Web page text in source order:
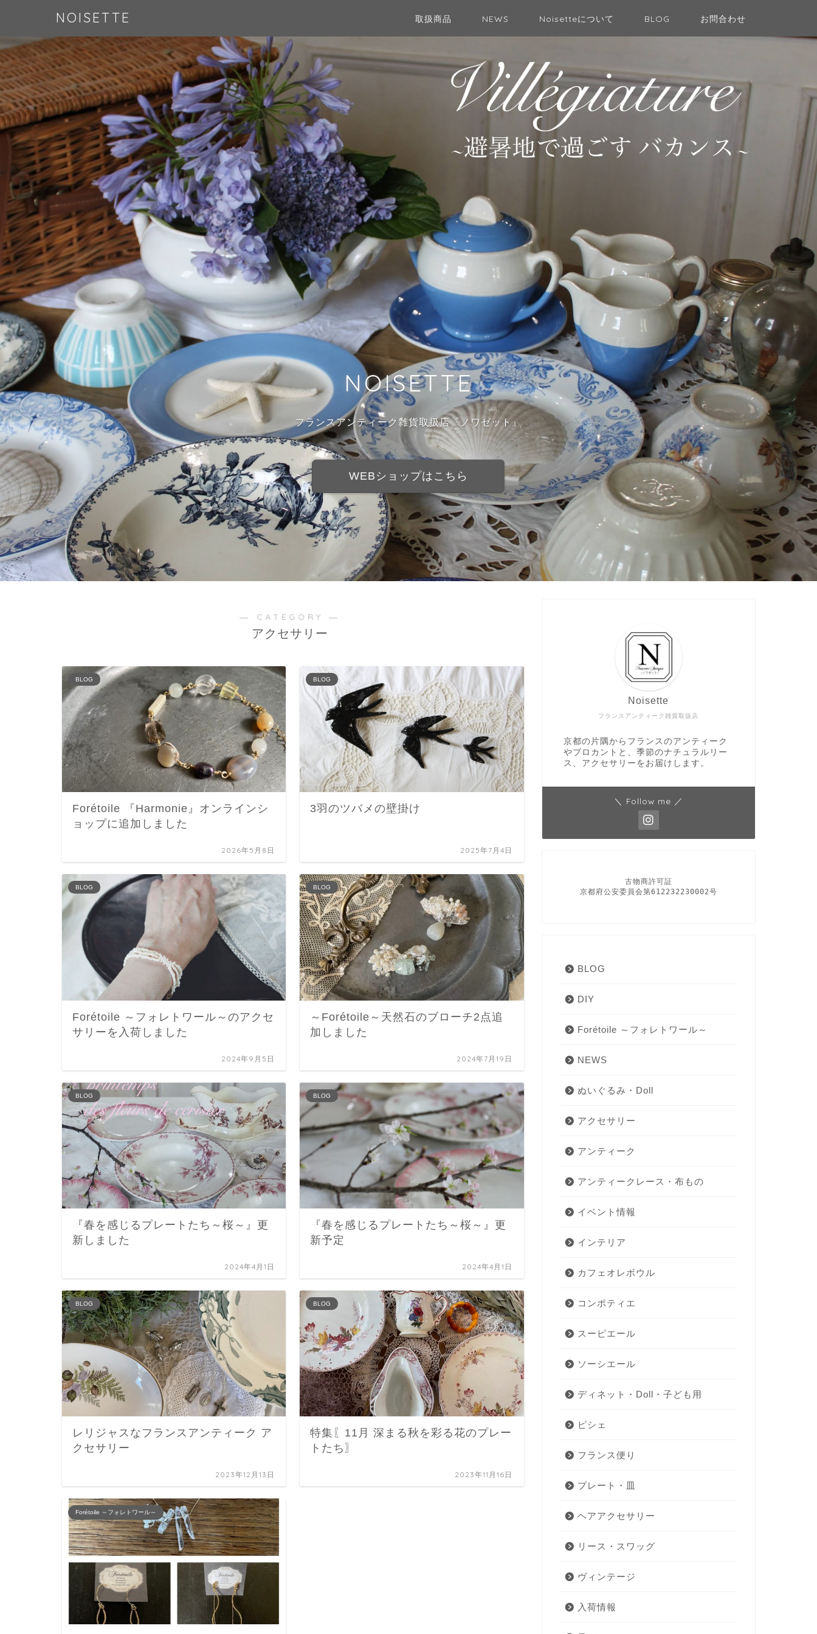
NOISETTE 取扱商品 NEWS Noisetteについて BLOG お問合わせ
NOISETTE
フランスアンティーク雑貨取扱店『ノワゼット』
WEBショップはこちら
― CATEGORY ―
アクセサリー
BLOG
Forétoile 『Harmonie』オンラインシ
ョップに追加しました
2026年5月8日
BLOG
3羽のツバメの壁掛け
2025年7月4日
BLOG
Forétoile ～フォレトワール～のアクセ
サリーを入荷しました
2024年9月5日
BLOG
～Forétoile～天然石のブローチ2点追
加しました
2024年7月19日
BLOG
『春を感じるプレートたち～桜～』更
新しました
2024年4月1日
BLOG
『春を感じるプレートたち～桜～』更
新予定
2024年4月1日
BLOG
レリジャスなフランスアンティーク ア
クセサリー
2023年12月13日
BLOG
特集〖11月 深まる秋を彩る花のプレー
トたち〗
2023年11月16日
Forétoile ～フォレトワール～
フランスアンティーク雑貨取扱店
Noisette
京都の片隅からフランスのアンティーク
やブロカントと、季節のナチュラルリー
ス、アクセサリーをお届けします。
＼ Follow me ／
古物商許可証
京都府公安委員会第612232230002号
BLOG
DIY
Forétoile ～フォレトワール～
NEWS
ぬいぐるみ・Doll
アクセサリー
アンティーク
アンティークレース・布もの
イベント情報
インテリア
カフェオレボウル
コンポティエ
スーピエール
ソーシエール
ディネット・Doll・子ども用
ピシェ
フランス便り
プレート・皿
ヘアアクセサリー
リース・スワッグ
ヴィンテージ
入荷情報